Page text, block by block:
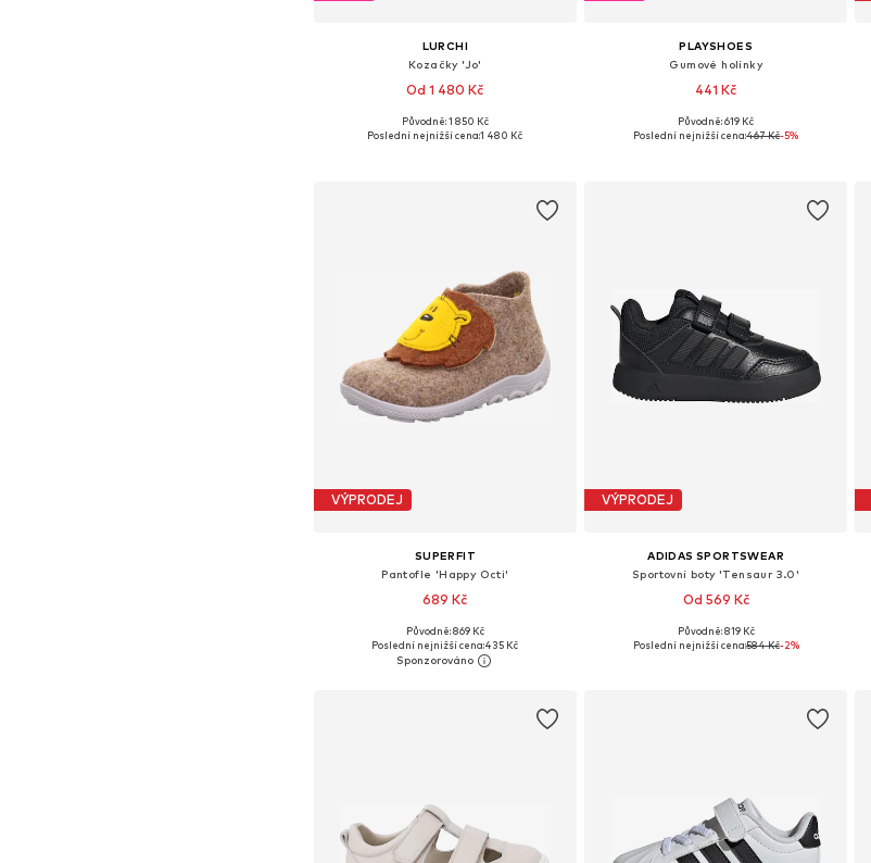
LURCHI
Kozačky 'Jo'
Od 1 480 Kč
Dostupné v mnoha velikostech
Původně: 1 850 Kč
Poslední nejnižší cena:1 480 Kč
PLAYSHOES
Gumové holínky
441 Kč
+1
Dostupné v mnoha velikostech
Původně: 619 Kč
Poslední nejnižší cena:467 Kč-5%
VÝPRODEJ
SUPERFIT
Pantofle 'Happy Octi'
689 Kč
+3
Dostupné v mnoha velikostech
Přidat do košíku
Původně: 869 Kč
Poslední nejnižší cena:435 Kč
VÝPRODEJ
ADIDAS SPORTSWEAR
Sportovní boty 'Tensaur 3.0'
Od 569 Kč
+ 10
Dostupné v mnoha velikostech
Původně: 819 Kč
Poslední nejnižší cena:584 Kč-2%